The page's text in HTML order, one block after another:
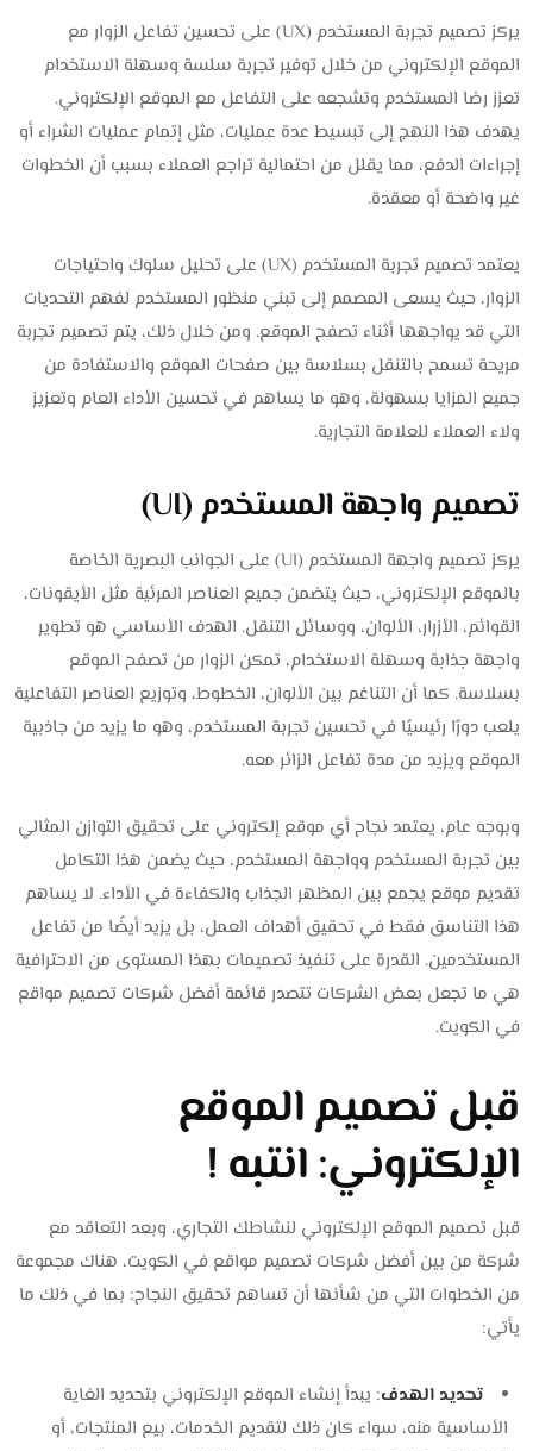
يركز تصميم تجربة المستخدم (UX) على تحسين تفاعل الزوار مع
الموقع الإلكتروني من خلال توفير تجربة سلسة وسهلة الاستخدام
تعزز رضا المستخدم وتشجعه على التفاعل مع الموقع الإلكتروني.
يهدف هذا النهج إلى تبسيط عدة عمليات، مثل إتمام عمليات الشراء أو
إجراءات الدفع، مما يقلل من احتمالية تراجع العملاء بسبب أن الخطوات
غير واضحة أو معقدة.
يعتمد تصميم تجربة المستخدم (UX) على تحليل سلوك واحتياجات
الزوار، حيث يسعى المصمم إلى تبني منظور المستخدم لفهم التحديات
التي قد يواجهها أثناء تصفح الموقع. ومن خلال ذلك، يتم تصميم تجربة
مريحة تسمح بالتنقل بسلاسة بين صفحات الموقع والاستفادة من
جميع المزايا بسهولة، وهو ما يساهم في تحسين الأداء العام وتعزيز
ولاء العملاء للعلامة التجارية.
تصميم واجهة المستخدم (UI)
يركز تصميم واجهة المستخدم (UI) على الجوانب البصرية الخاصة
بالموقع الإلكتروني، حيث يتضمن جميع العناصر المرئية مثل الأيقونات،
القوائم، الأزرار، الألوان، ووسائل التنقل. الهدف الأساسي هو تطوير
واجهة جذابة وسهلة الاستخدام، تمكن الزوار من تصفح الموقع
بسلاسة. كما أن التناغم بين الألوان، الخطوط، وتوزيع العناصر التفاعلية
يلعب دورًا رئيسيًا في تحسين تجربة المستخدم، وهو ما يزيد من جاذبية
الموقع ويزيد من مدة تفاعل الزائر معه.
وبوجه عام، يعتمد نجاح أي موقع إلكتروني على تحقيق التوازن المثالي
بين تجربة المستخدم وواجهة المستخدم، حيث يضمن هذا التكامل
تقديم موقع يجمع بين المظهر الجذاب والكفاءة في الأداء. لا يساهم
هذا التناسق فقط في تحقيق أهداف العمل، بل يزيد أيضًا من تفاعل
المستخدمين. القدرة على تنفيذ تصميمات بهذا المستوى من الاحترافية
هي ما تجعل بعض الشركات تتصدر قائمة أفضل شركات تصميم مواقع
في الكويت.
قبل تصميم الموقع
الإلكتروني: انتبه !
قبل تصميم الموقع الإلكتروني لنشاطك التجاري، وبعد التعاقد مع
شركة من بين أفضل شركات تصميم مواقع في الكويت، هناك مجموعة
من الخطوات التي من شأنها أن تساهم تحقيق النجاح: بما في ذلك ما
يأتي:
تحديد الهدف: يبدأ إنشاء الموقع الإلكتروني بتحديد الغاية
الأساسية منه، سواء كان ذلك لتقديم الخدمات، بيع المنتجات، أو